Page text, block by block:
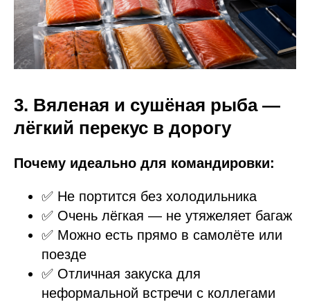
3. Вяленая и сушёная рыба —
лёгкий перекус в дорогу
Почему идеально для командировки:
✅ Не портится без холодильника
✅ Очень лёгкая — не утяжеляет багаж
✅ Можно есть прямо в самолёте или
поезде
✅ Отличная закуска для
неформальной встречи с коллегами